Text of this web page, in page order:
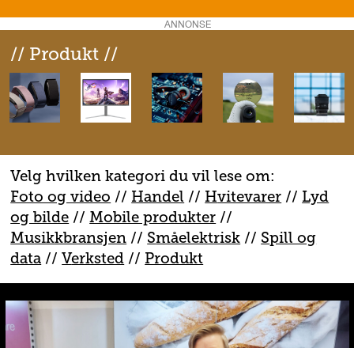
ANNONSE
// Produkt //
Velg hvilken kategori du vil lese om:
Foto og video // Handel // Hvitevarer // Lyd
og bilde //Mobile produkter //
Musikkbransjen // Småelektrisk // Spill og
data //Verksted // Produkt